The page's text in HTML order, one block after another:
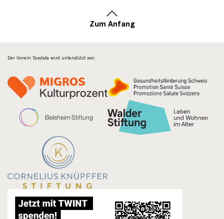
Zum Anfang
Der Verein Tavolata wird unterstützt von: